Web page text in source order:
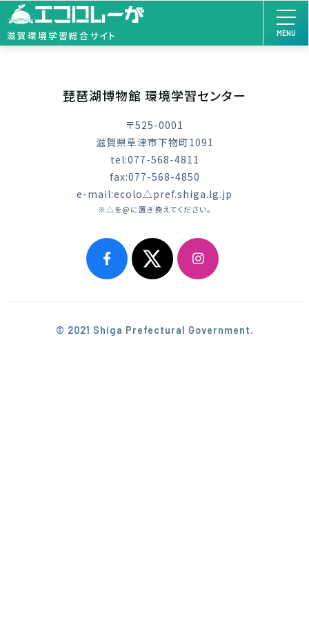
滋賀環境学習総合サイト MENU
琵琶湖博物館 環境学習センター
〒525-0001
滋賀県草津市下物町1091
tel:077-568-4811
fax:077-568-4850
e-mail:ecolo△pref.shiga.lg.jp
※△を@に置き換えてください。
© 2021 Shiga Prefectural Government.